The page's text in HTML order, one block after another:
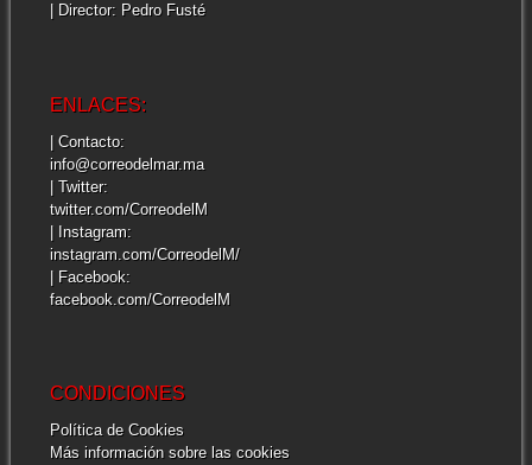
| Director: Pedro Fusté
ENLACES:
| Contacto:
info@correodelmar.ma
| Twitter:
twitter.com/CorreodelM
| Instagram:
instagram.com/CorreodelM/
| Facebook:
facebook.com/CorreodelM
CONDICIONES
Política de Cookies
Más información sobre las cookies